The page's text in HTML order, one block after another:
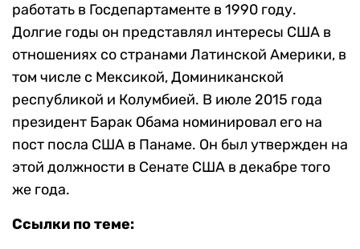
работать в Госдепартаменте в 1990 году.
Долгие годы он представлял интересы США в
отношениях со странами Латинской Америки, в
том числе с Мексикой, Доминиканской
республикой и Колумбией. В июле 2015 года
президент Барак Обама номинировал его на
пост посла США в Панаме. Он был утвержден на
этой должности в Сенате США в декабре того
же года.
Ссылки по теме: